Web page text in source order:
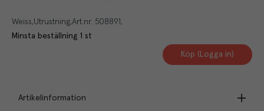
Weiss Utrustning Art.nr. 508891
Minsta beställning 1 st
Köp (Logga in)
Artikelinformation